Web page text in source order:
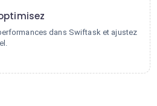
dans Swiftask et ajustez